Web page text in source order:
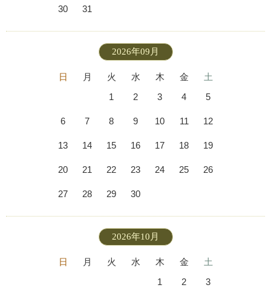
30 31
2026年09月
日 月 火 水 木 金
土
1
2 3 4 5
6 7 8 9 10 11 12
13 14 15 16 17 18 19
20 21 22 23 24 25 26
27 28 29 30
2026年10月
日 月 火 水 木 金
土
1
2 3